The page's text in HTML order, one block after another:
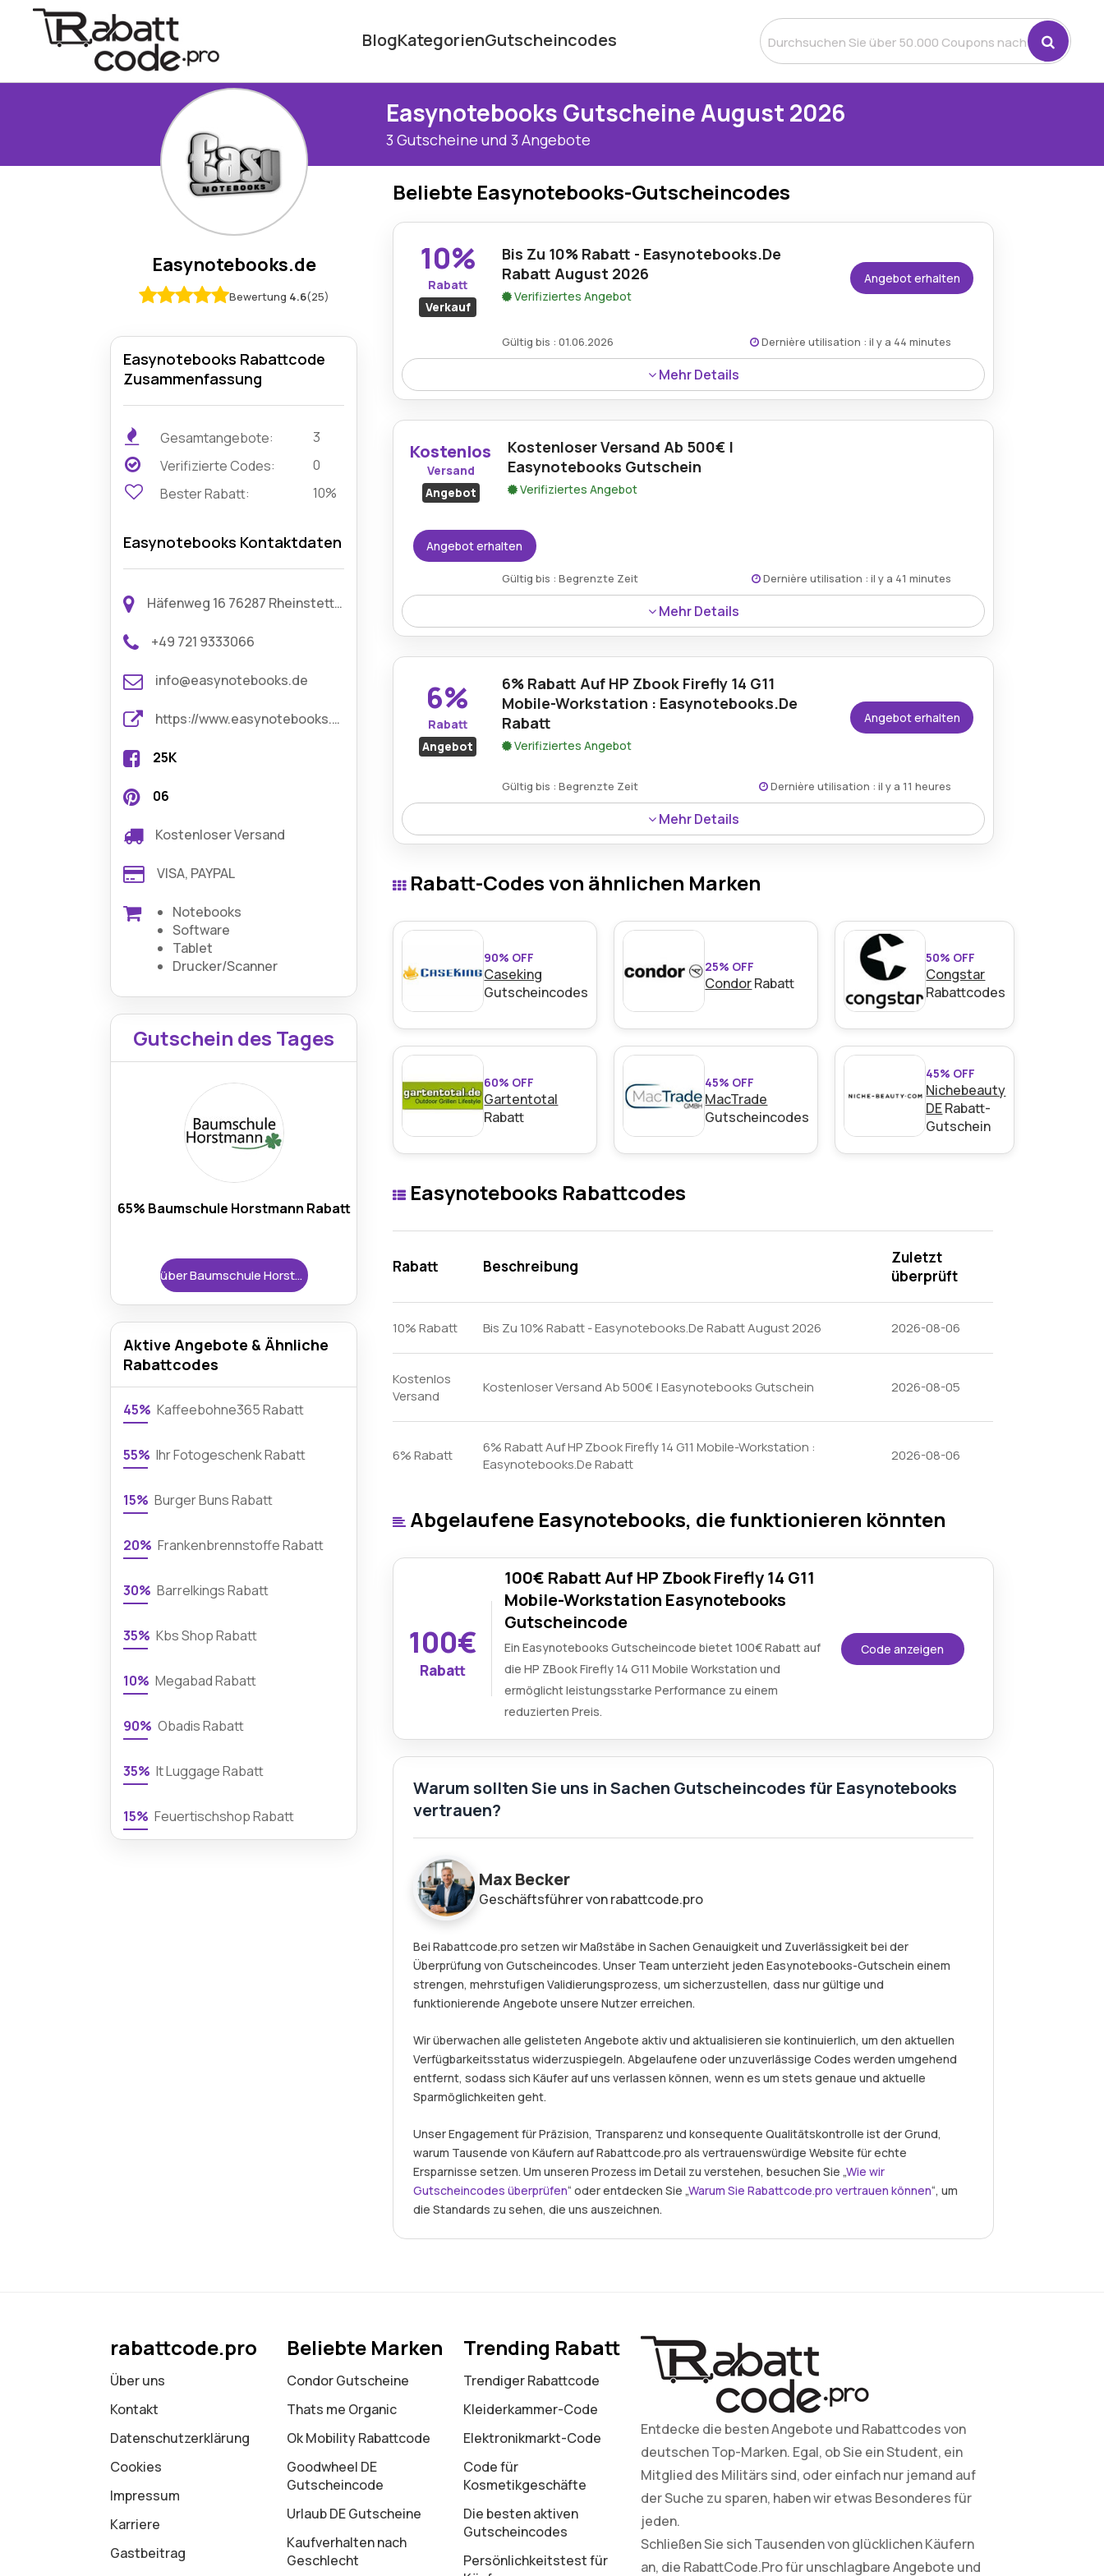
BlogKategorienGutscheincodes
Easynotebooks Gutscheine August 2026
3 Gutscheine und 3 Angebote
Beliebte Easynotebooks-Gutscheincodes
10%
Rabatt
Verkauf
Bis Zu 10% Rabatt - Easynotebooks.De
Rabatt August 2026
Verifiziertes Angebot
Angebot erhalten
Gültig bis : 01.06.2026 Dernière utilisation : il y a 44 minutes
Mehr Details
Easynotebooks.de Rabatte im August 2026 bieten bis zu 10% Preisnachlass und verschaffen
Kunden günstigen Zugang zu hochwertigen Laptops und Workstations.
Kostenlos
Versand
Angebot
Kostenloser Versand Ab 500€ |
Easynotebooks Gutschein
Verifiziertes Angebot
Angebot erhalten
Gültig bis : Begrenzte Zeit Dernière utilisation : il y a 41 minutes
Mehr Details
Kostenloser Versand ist bei Easynotebooks Bestellungen über 500€ verfügbar und unterstützt
Kunden dabei, bei hochwertigen Technologieanschaffungen zusätzlich zu sparen.
6%
Rabatt
Angebot
6% Rabatt Auf HP Zbook Firefly 14 G11
Mobile-Workstation : Easynotebooks.De
Rabatt
Verifiziertes Angebot
Angebot erhalten
Gültig bis : Begrenzte Zeit Dernière utilisation : il y a 11 heures
Mehr Details
Ein 6% Rabatt gilt für die HP ZBook Firefly 14 G11 Mobile Workstation über Easynotebooks.de und
Rabatt-Codes von ähnlichen Marken
90% OFF
Caseking
Gutscheincodes
25% OFF
CondorRabatt
50% OFF
Congstar
Rabattcodes
60% OFF
Gartentotal
Rabatt
45% OFF
MacTrade
Gutscheincodes
45% OFF
Nichebeauty
DERabatt-
Gutschein
Easynotebooks Rabattcodes
Rabatt Beschreibung
Zuletzt
überprüft
10% Rabatt Bis Zu 10% Rabatt - Easynotebooks.De Rabatt August 2026 2026-08-06
Kostenlos
Versand
Kostenloser Versand Ab 500€ | Easynotebooks Gutschein 2026-08-05
6% Rabatt
6% Rabatt Auf HP Zbook Firefly 14 G11 Mobile-Workstation :
Easynotebooks.De Rabatt
2026-08-06
Abgelaufene Easynotebooks, die funktionieren könnten
100€
Rabatt
100€ Rabatt Auf HP Zbook Firefly 14 G11
Mobile-Workstation Easynotebooks
Gutscheincode
Ein Easynotebooks Gutscheincode bietet 100€ Rabatt auf
die HP ZBook Firefly 14 G11 Mobile Workstation und
ermöglicht leistungsstarke Performance zu einem
reduzierten Preis.
Code anzeigen
Warum sollten Sie uns in Sachen Gutscheincodes für Easynotebooks
vertrauen?
Max Becker
Geschäftsführer von rabattcode.pro
Bei Rabattcode.pro setzen wir Maßstäbe in Sachen Genauigkeit und Zuverlässigkeit bei der
Überprüfung von Gutscheincodes. Unser Team unterzieht jeden Easynotebooks-Gutschein einem
strengen, mehrstufigen Validierungsprozess, um sicherzustellen, dass nur gültige und
funktionierende Angebote unsere Nutzer erreichen.
Wir überwachen alle gelisteten Angebote aktiv und aktualisieren sie kontinuierlich, um den aktuellen
Verfügbarkeitsstatus widerzuspiegeln. Abgelaufene oder unzuverlässige Codes werden umgehend
entfernt, sodass sich Käufer auf uns verlassen können, wenn es um stets genaue und aktuelle
Sparmöglichkeiten geht.
Unser Engagement für Präzision, Transparenz und konsequente Qualitätskontrolle ist der Grund,
warum Tausende von Käufern auf Rabattcode.pro als vertrauenswürdige Website für echte
Ersparnisse setzen. Um unseren Prozess im Detail zu verstehen, besuchen Sie „Wie wir
Gutscheincodes überprüfen“ oder entdecken Sie „Warum Sie Rabattcode.pro vertrauen können“, um
die Standards zu sehen, die uns auszeichnen.
Easynotebooks.de
Bewertung 4.6(25)
Easynotebooks Rabattcode
Zusammenfassung
Gesamtangebote:
3
Verifizierte Codes:
0
Bester Rabatt:
10%
Easynotebooks Kontaktdaten
Häfenweg 16 76287 Rheinstetten Germany
+49 721 9333066
info@easynotebooks.de
https://www.easynotebooks.de/
25K
06
Kostenloser Versand
VISA, PAYPAL
Notebooks
Software
Tablet
Drucker/Scanner
Gutschein des Tages
65% Baumschule Horstmann Rabatt
über Baumschule Horstmann
Aktive Angebote & Ähnliche
Rabattcodes
45% Kaffeebohne365 Rabatt
55% Ihr Fotogeschenk Rabatt
15% Burger Buns Rabatt
20% Frankenbrennstoffe Rabatt
30% Barrelkings Rabatt
35% Kbs Shop Rabatt
10% Megabad Rabatt
90% Obadis Rabatt
35% It Luggage Rabatt
15% Feuertischshop Rabatt
rabattcode.pro
Über uns
Kontakt
Datenschutz­erklärung
Cookies
Impressum
Karriere
Gastbeitrag
Beliebte Marken
Condor Gutscheine
Thats me Organic
Ok Mobility Rabattcode
Goodwheel DE
Gutscheincode
Urlaub DE Gutscheine
Kaufverhalten nach
Geschlecht
Trending Rabatt
Trendiger Rabattcode
Kleiderkammer-Code
Elektronikmarkt-Code
Code für
Kosmetikgeschäfte
Die besten aktiven
Gutscheincodes
Persönlichkeitstest für
Entdecke die besten Angebote und Rabattcodes von
deutschen Top-Marken. Egal, ob Sie ein Student, ein
Mitglied des Militärs sind, oder einfach nur jemand auf
der Suche zu sparen, haben wir etwas Besonderes für
jeden.
Schließen Sie sich Tausenden von glücklichen Käufern
an, die RabattCode.Pro für unschlagbare Angebote und